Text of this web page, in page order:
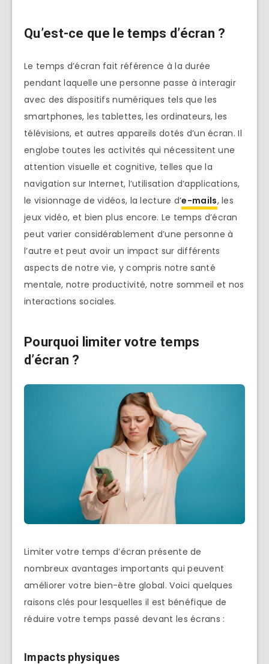
Qu’est-ce que le temps d’écran ?
Le temps d’écran fait référence à la durée
pendant laquelle une personne passe à interagir
avec des dispositifs numériques tels que les
smartphones, les tablettes, les ordinateurs, les
télévisions, et autres appareils dotés d’un écran. Il
englobe toutes les activités qui nécessitent une
attention visuelle et cognitive, telles que la
navigation sur Internet, l’utilisation d’applications,
le visionnage de vidéos, la lecture d’e-mails, les
jeux vidéo, et bien plus encore. Le temps d’écran
peut varier considérablement d’une personne à
l’autre et peut avoir un impact sur différents
aspects de notre vie, y compris notre santé
mentale, notre productivité, notre sommeil et nos
interactions sociales.
Pourquoi limiter votre temps
d’écran ?
Limiter votre temps d’écran présente de
nombreux avantages importants qui peuvent
améliorer votre bien-être global. Voici quelques
raisons clés pour lesquelles il est bénéfique de
réduire votre temps passé devant les écrans :
Impacts physiques